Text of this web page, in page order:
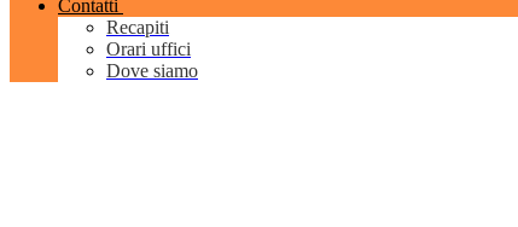
Contatti
Recapiti
Orari uffici
Dove siamo